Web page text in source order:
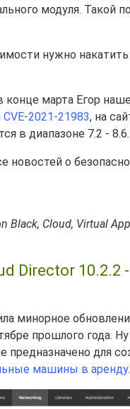
модуля. Такой
нужно
конце марта Егор
CVE-2021-21983, на
в диапазоне 7.2 - 8.6.
новостей о
Black, Cloud, Virtual
Director 10.2.2
минорное
прошлого года.
предназначено для
машины в аренду.